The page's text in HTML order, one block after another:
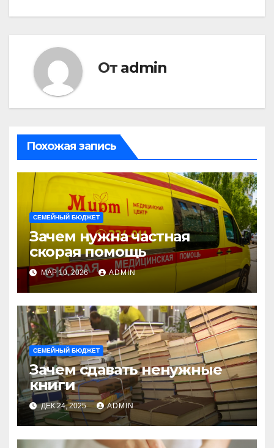
От admin
Похожая запись
СЕМЕЙНЫЙ БЮДЖЕТ
Зачем нужна частная
скорая помощь
МАР 10, 2026 ADMIN
СЕМЕЙНЫЙ БЮДЖЕТ
Зачем сдавать ненужные
книги
ДЕК 24, 2025 ADMIN